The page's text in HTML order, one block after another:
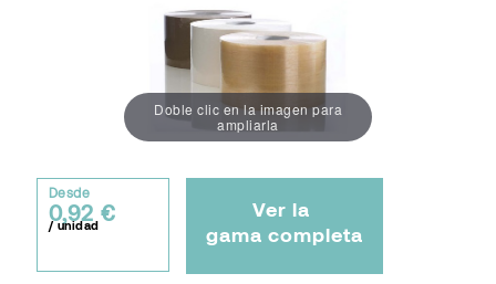
Doble clic en la imagen para
ampliarla
Desde
0,92 €
/ unidad
Ver la
gama completa